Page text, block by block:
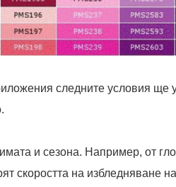
следните условия ще
и сезона. Например, от
скоростта на избледняване